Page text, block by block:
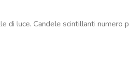
di luce. Candele scintillanti